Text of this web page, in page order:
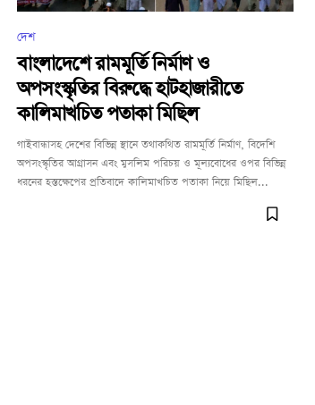
দেশ
বাংলাদেশে রামমূর্তি নির্মাণ ও
অপসংস্কৃতির বিরুদ্ধে হাটহাজারীতে
কালিমাখচিত পতাকা মিছিল
গাইবান্ধাসহ দেশের বিভিন্ন স্থানে তথাকথিত রামমূর্তি নির্মাণ, বিদেশি
অপসংস্কৃতির আগ্রাসন এবং মুসলিম পরিচয় ও মূল্যবোধের ওপর বিভিন্ন
ধরনের হস্তক্ষেপের প্রতিবাদে কালিমাখচিত পতাকা নিয়ে মিছিল...